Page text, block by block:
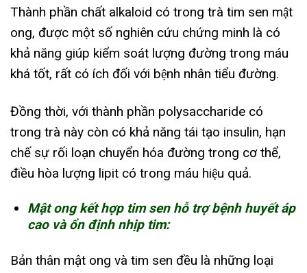
Thành phần chất alkaloid có trong trà tim sen mật
ong, được một số nghiên cứu chứng minh là có
khả năng giúp kiểm soát lượng đường trong máu
khá tốt, rất có ích đối với bệnh nhân tiểu đường.
Đồng thời, với thành phần polysaccharide có
trong trà này còn có khả năng tái tạo insulin, hạn
chế sự rối loạn chuyển hóa đường trong cơ thể,
điều hòa lượng lipit có trong máu hiệu quả.
Mật ong kết hợp tim sen hỗ trợ bệnh huyết áp
cao và ổn định nhịp tim:
Bản thân mật ong và tim sen đều là những loại